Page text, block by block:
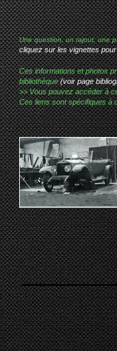
Une question, un rajout, une
cliquez sur les vignettes
Ces informations et photos
bibliothèque(voir page
>> Vous pouvez accéder à
Ces liens sont spécifiques à